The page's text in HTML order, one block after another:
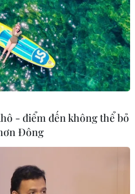
mạnh cải cách
công tác
sóng AI: Dữ liệu
chìa khóa
huy động thành
721 triệu USD
- điểm đến không thể bỏ
Đông